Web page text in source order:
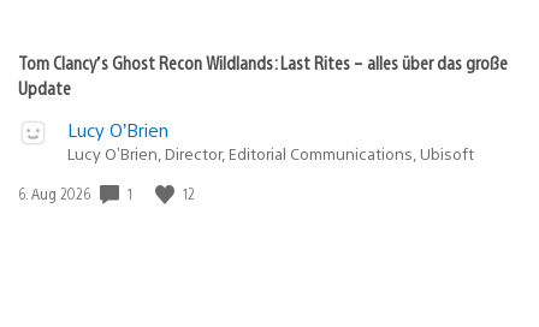
Tom Clancy’s Ghost Recon Wildlands: Last Rites – alles über das große
Update
Lucy O’Brien
Lucy O’Brien, Director, Editorial Communications, Ubisoft
Veröffentlichungsdatum:
6. Aug 2026 1 12